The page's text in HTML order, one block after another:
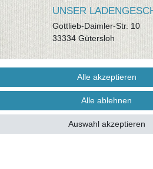
UNSER
Gottlieb-Daimler-Str. 10
33334 Gütersloh
ÖFFNUNGSZEITEN
Montag - Dienstag: 8.00 -
Mittwoch Ruhetag,
18.00 Uhr, Freitag 8.00 -
KUNDENSERVICE
Alle akzeptieren
Alle ablehnen
Auswahl akzeptieren